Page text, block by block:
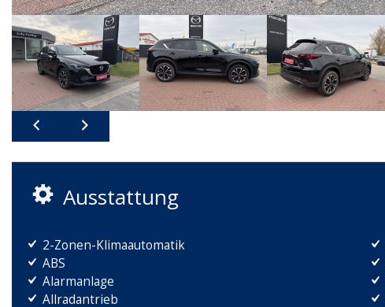
Ausstattung
2-Zonen-Klimaautomatik
ABS
Alarmanlage
Allradantrieb